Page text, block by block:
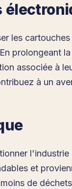
les
prolongeant
associée à
à un
et
de